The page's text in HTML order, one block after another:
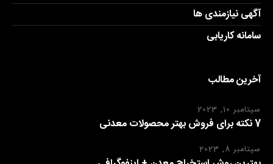
آگهی نیازمندی ها
سامانه کاریابی
آخرین مطالب
سپتامبر 10, 2023
7 نکته برای فروش بهتر محصولات معدنی
سپتامبر 8, 2023